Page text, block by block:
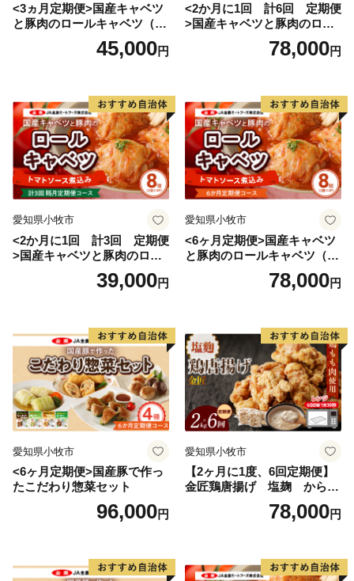
<3ヵ月定期便>国産キャベツ
と豚肉のロールキャベツ（6P
45,000円
<2か月に1回 計6回 定期便
>国産キャベツと豚肉のロー
ルキャベツ（4P入り）
78,000円
愛知県小牧市
<2か月に1回 計3回 定期便
>国産キャベツと豚肉のロー
ルキャベツ（4P入り）
39,000円
愛知県小牧市
<6ヶ月定期便>国産キャベツ
と豚肉のロールキャベツ（4P
78,000円
愛知県小牧市
<6ヶ月定期便>国産豚で作っ
たこだわり惣菜セット
96,000円
愛知県小牧市
【2ヶ月に1度、6回定期便】
金匠鶏唐揚げ 塩麹 からあ
78,000円